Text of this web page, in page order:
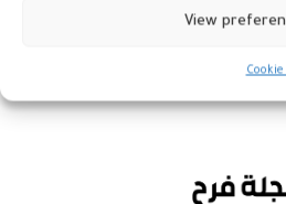
View
Cookie